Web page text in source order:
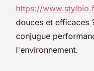
https://
douces et efficaces
conjugue
l'environnement.